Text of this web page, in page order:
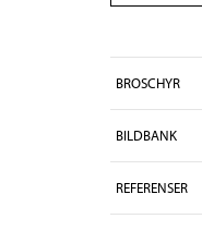
BROSCHYR
BILDBANK
REFERENSER